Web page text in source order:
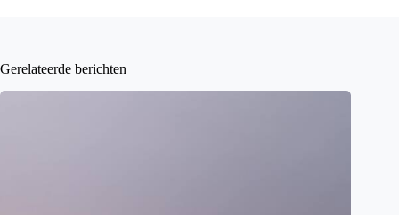
Gerelateerde berichten